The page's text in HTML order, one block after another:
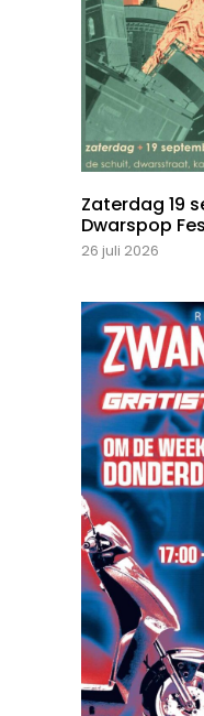
Zaterdag 19
Dwarspop
26 juli 2026